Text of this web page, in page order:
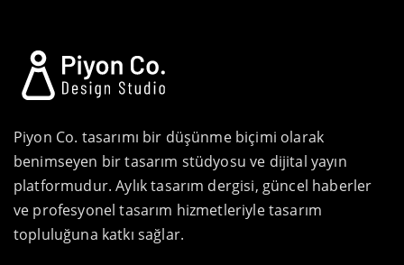
Piyon Co. tasarımı bir düşünme biçimi olarak
benimseyen bir tasarım stüdyosu ve dijital yayın
platformudur. Aylık tasarım dergisi, güncel haberler
ve profesyonel tasarım hizmetleriyle tasarım
topluluğuna katkı sağlar.